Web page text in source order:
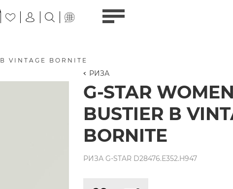
VINTAGE BORNITE
РИЗА
G-STAR
BUSTIER В
BORNITE
РИЗА G-STAR D28476.E352.H947